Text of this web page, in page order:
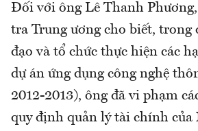
Đối với ông Lê Thanh
tra Trung ương cho biết, trong
đạo và tổ chức thực hiện các
dự án ứng dụng công nghệ
2012-2013), ông đã vi phạm
quy định quản lý tài chính của